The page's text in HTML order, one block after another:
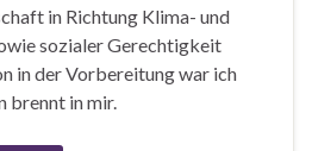
in Richtung Klima- und
sozialer Gerechtigkeit
in der Vorbereitung war ich
brennt in mir.